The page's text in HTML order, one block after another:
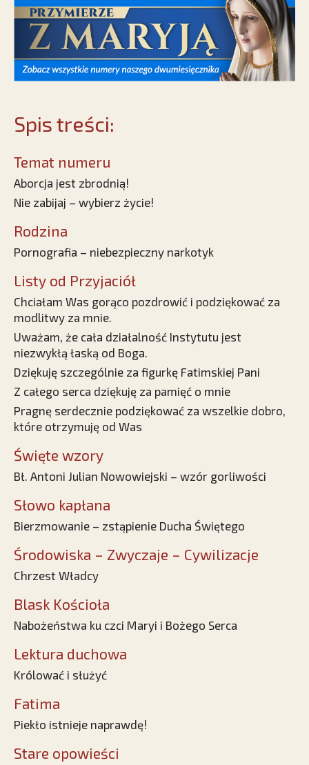
Spis treści:
Temat numeru
Aborcja jest zbrodnią!
Nie zabijaj – wybierz życie!
Rodzina
Pornografia – niebezpieczny narkotyk
Listy od Przyjaciół
Chciałam Was gorąco pozdrowić i podziękować za
modlitwy za mnie.
Uważam, że cała działalność Instytutu jest
niezwykłą łaską od Boga.
Dziękuję szczególnie za figurkę Fatimskiej Pani
Z całego serca dziękuję za pamięć o mnie
Pragnę serdecznie podziękować za wszelkie dobro,
które otrzymuję od Was
Święte wzory
Bł. Antoni Julian Nowowiejski – wzór gorliwości
Słowo kapłana
Bierzmowanie – zstąpienie Ducha Świętego
Środowiska – Zwyczaje – Cywilizacje
Chrzest Władcy
Blask Kościoła
Nabożeństwa ku czci Maryi i Bożego Serca
Lektura duchowa
Królować i służyć
Fatima
Piekło istnieje naprawdę!
Stare opowieści